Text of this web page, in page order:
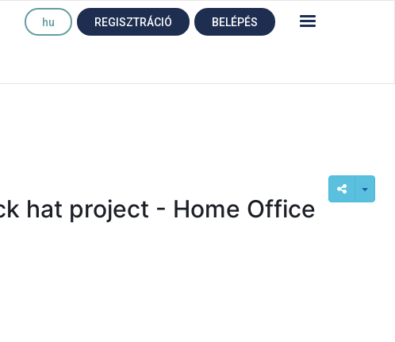
hu REGISZTRÁCIÓ BELÉPÉS
hat project - Home Office